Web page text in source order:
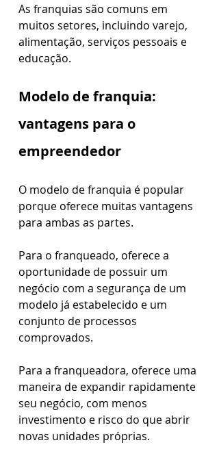
As franquias são comuns em
muitos setores, incluindo varejo,
alimentação, serviços pessoais e
educação.
Modelo de franquia:
vantagens para o
empreendedor
O modelo de franquia é popular
porque oferece muitas vantagens
para ambas as partes.
Para o franqueado, oferece a
oportunidade de possuir um
negócio com a segurança de um
modelo já estabelecido e um
conjunto de processos
comprovados.
Para a franqueadora, oferece uma
maneira de expandir rapidamente
seu negócio, com menos
investimento e risco do que abrir
novas unidades próprias.